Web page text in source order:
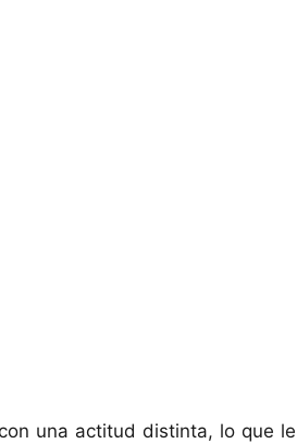
una actitud distinta, lo que le